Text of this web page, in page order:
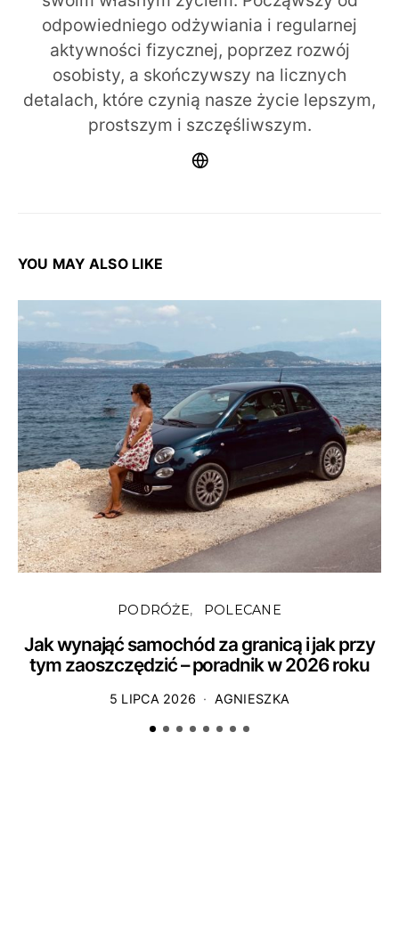
odpowiedniego odżywiania i regularnej
aktywności fizycznej, poprzez rozwój
osobisty, a skończywszy na licznych
detalach, które czynią nasze życie lepszym,
prostszym i szczęśliwszym.
YOU MAY ALSO LIKE
PODRÓŻE POLECANE
Jak wynająć samochód za granicą i jak przy
tym zaoszczędzić – poradnik w 2026 roku
5 LIPCA 2026 AGNIESZKA